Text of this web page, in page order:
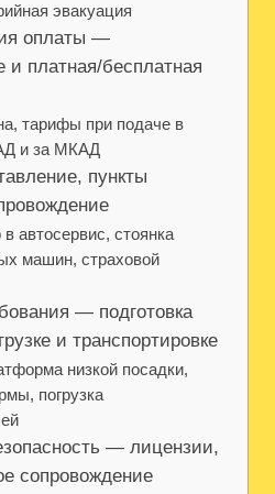
эвакуация
оплаты —
и платная/бесплатная
тарифы при подаче в
и за МКАД
пункты
автосервис, стоянка
машин, страховой
— подготовка
и транспортировке
низкой посадки,
погрузка
— лицензии,
сопровождение